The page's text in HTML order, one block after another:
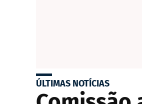
ÚLTIMAS NOTÍCIAS